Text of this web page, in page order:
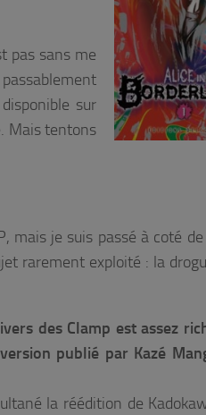
pas sans me
sur
Mais tentons
mais je suis passé à coté de
rarement exploité : la
des Clamp est assez
publié par Kazé
la réédition de